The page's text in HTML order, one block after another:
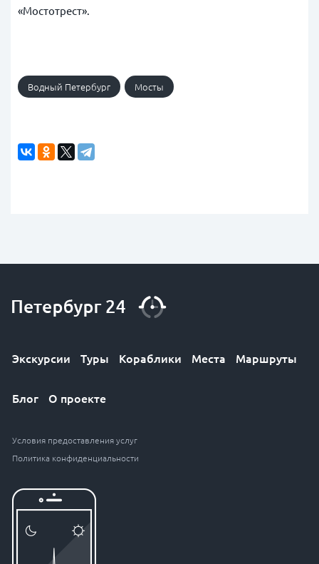
«Мостотрест».
Водный Петербург Мосты
Экскурсии Туры Кораблики Места Маршруты
Блог О проекте
Условия предоставления услуг
Политика конфиденциальности